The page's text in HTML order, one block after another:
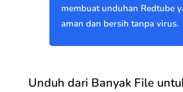
membuat unduhan Redtube
aman dan bersih tanpa virus.
Unduh dari Banyak File